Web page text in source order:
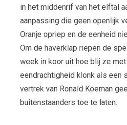
in het middenrif van het elftal
aanpassing die geen openlijk
Oranje opriep en de eenheid
Om de haverklap riepen de
week in koor uit hoe blij ze
eendrachtigheid klonk als een
vertrek van Ronald Koeman
buitenstaanders toe te laten.